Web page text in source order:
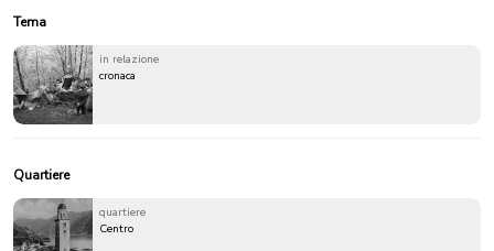
Tema
in relazione
cronaca
Quartiere
quartiere
Centro